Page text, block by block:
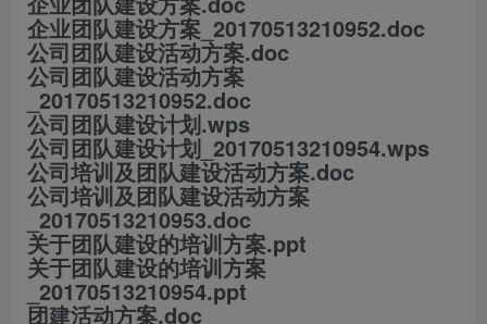
企业团队建设方案_20170513210952.doc
公司团队建设活动方案.doc
公司团队建设活动方案
_20170513210952.doc
公司团队建设计划.wps
公司团队建设计划_20170513210954.wps
公司培训及团队建设活动方案.doc
公司培训及团队建设活动方案
_20170513210953.doc
关于团队建设的培训方案.ppt
关于团队建设的培训方案
_20170513210954.ppt
团建活动方案.doc